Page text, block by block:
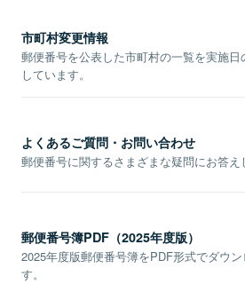
市町村変更情報
郵便番号を公表した市町村の一覧を実施
しています。
よくあるご質問・お問い合わせ
郵便番号に関するさまざまな疑問にお答え
郵便番号簿PDF（2025年度版）
2025年度版郵便番号簿をPDF形式でダウン
す。